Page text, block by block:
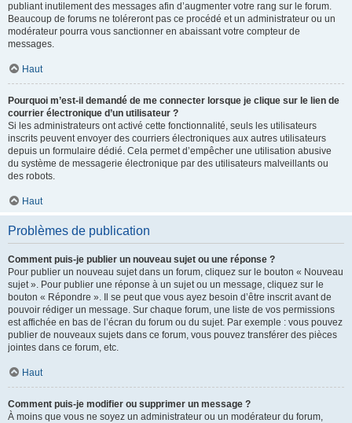
publiant inutilement des messages afin d’augmenter votre rang sur le forum.
Beaucoup de forums ne toléreront pas ce procédé et un administrateur ou un
modérateur pourra vous sanctionner en abaissant votre compteur de
messages.
Haut
Pourquoi m’est-il demandé de me connecter lorsque je clique sur le lien de
courrier électronique d’un utilisateur ?
Si les administrateurs ont activé cette fonctionnalité, seuls les utilisateurs
inscrits peuvent envoyer des courriers électroniques aux autres utilisateurs
depuis un formulaire dédié. Cela permet d’empêcher une utilisation abusive
du système de messagerie électronique par des utilisateurs malveillants ou
des robots.
Haut
Problèmes de publication
Comment puis-je publier un nouveau sujet ou une réponse ?
Pour publier un nouveau sujet dans un forum, cliquez sur le bouton « Nouveau
sujet ». Pour publier une réponse à un sujet ou un message, cliquez sur le
bouton « Répondre ». Il se peut que vous ayez besoin d’être inscrit avant de
pouvoir rédiger un message. Sur chaque forum, une liste de vos permissions
est affichée en bas de l’écran du forum ou du sujet. Par exemple : vous pouvez
publier de nouveaux sujets dans ce forum, vous pouvez transférer des pièces
jointes dans ce forum, etc.
Haut
Comment puis-je modifier ou supprimer un message ?
À moins que vous ne soyez un administrateur ou un modérateur du forum,